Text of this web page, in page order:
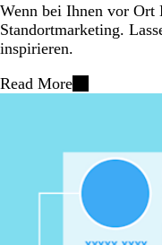
Wenn bei Ihnen vor Ort
Standortmarketing.
inspirieren.
Read More